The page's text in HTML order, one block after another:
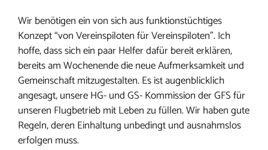
Wir benötigen ein von sich aus funktionstüchtiges
Konzept “von Vereinspiloten für Vereinspiloten”. Ich
hoffe, dass sich ein paar Helfer dafür bereit erklären,
bereits am Wochenende die neue Aufmerksamkeit und
Gemeinschaft mitzugestalten. Es ist augenblicklich
angesagt, unsere HG- und GS- Kommission der GFS für
unseren Flugbetrieb mit Leben zu füllen. Wir haben gute
Regeln, deren Einhaltung unbedingt und ausnahmslos
erfolgen muss.